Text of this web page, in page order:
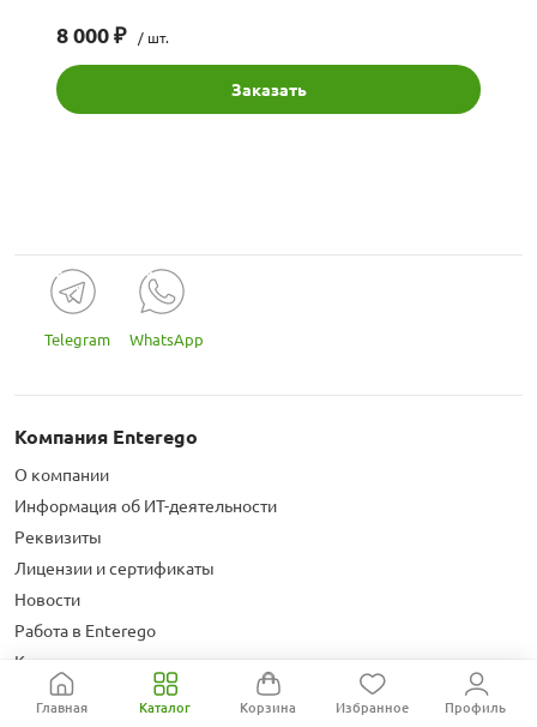
8 000 ₽ / шт.
Заказать
Главная Каталог Корзина Избранное Профиль
Telegram WhatsApp
Компания Enterego
О компании
Информация об ИТ-деятельности
Реквизиты
Лицензии и сертификаты
Новости
Работа в Enterego
Контакты
Информация